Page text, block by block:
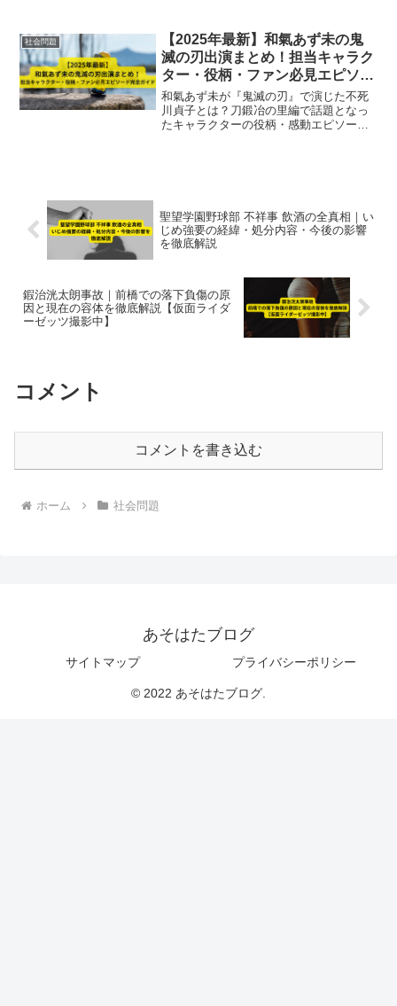
社会問題
【2025年最新】和氣あず未の鬼
滅の刃出演まとめ！担当キャラク
ター・役柄・ファン必見エピソー
ド完全ガイド
和氣あず未が『鬼滅の刃』で演じた不死
川貞子とは？刀鍛冶の里編で話題となっ
たキャラクターの役柄・感動エピソード
聖望学園野球部 不祥事 飲酒の全真相｜い
じめ強要の経緯・処分内容・今後の影響
を徹底解説
鍜治洸太朗事故｜前橋での落下負傷の原
因と現在の容体を徹底解説【仮面ライダ
ーゼッツ撮影中】
コメント
コメントを書き込む
ホーム 社会問題
あそはたブログ
サイトマップ プライバシーポリシー
© 2022 あそはたブログ.